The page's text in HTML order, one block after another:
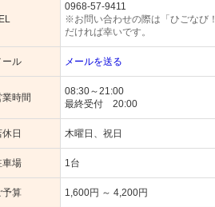
0968-57-9411
※お問い合わせの際は「ひごなび
だければ幸いです。
ール メールを送る
業時間
08:30～21:00
最終受付 20:00
休日 木曜日、祝日
車場 1台
予算 1,600円 ～ 4,200円